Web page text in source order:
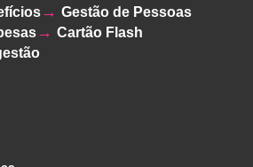
Gestão de Pessoas
Cartão Flash